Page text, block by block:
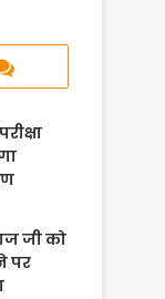
जी को
पर